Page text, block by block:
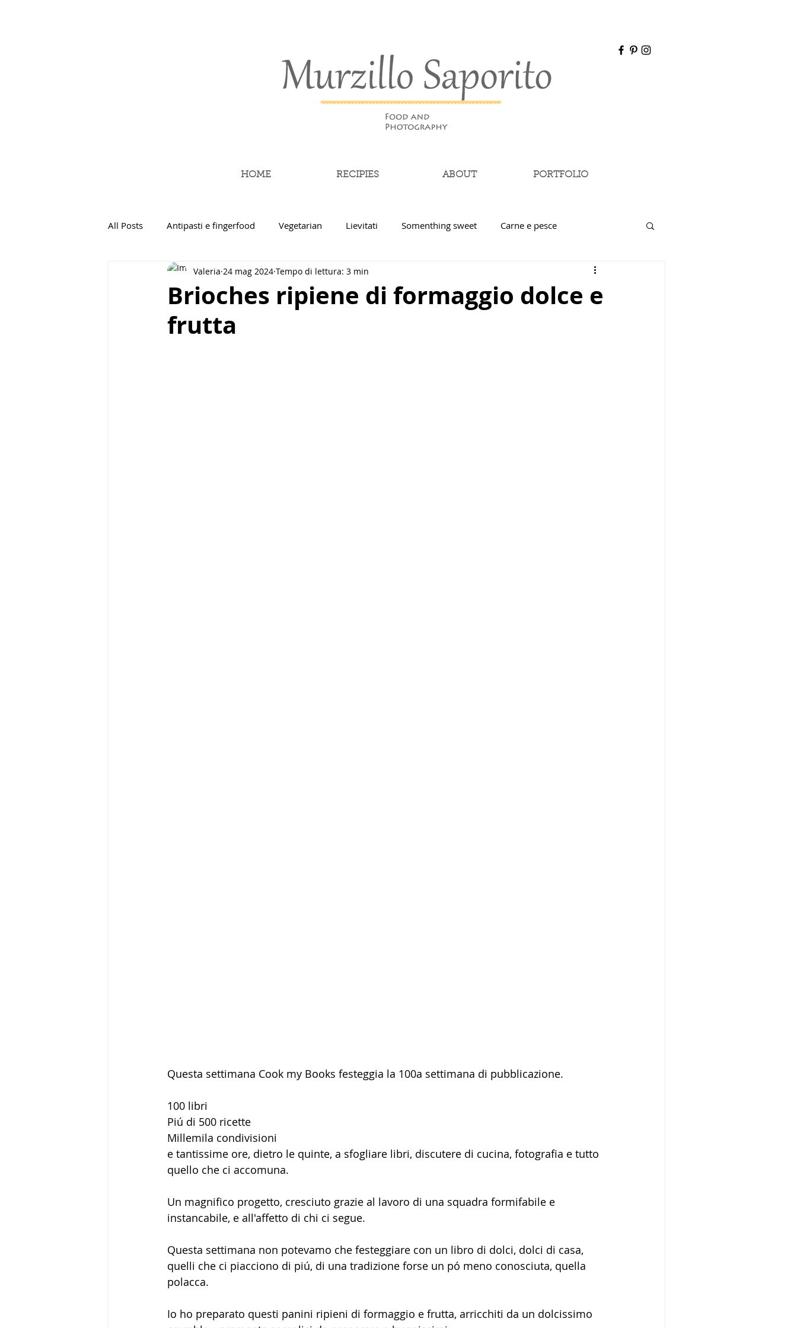
HOME RECIPIES ABOUT PORTFOLIO
All Posts Antipasti e fingerfood Vegetarian Lievitati Somenthing sweet Carne e pesce
Pasta e cereali Street food Drinks Salse e condimenti Zuppe
Piatti unici Biscotti
Brioches ripiene di formaggio dolce e
frutta
Valeria 24 mag 2024 Tempo di lettura: 3 min
Questa settimana Cook my Books festeggia la 100a settimana di pubblicazione.
100 libri
Piú di 500 ricette
Millemila condivisioni
e tantissime ore, dietro le quinte, a sfogliare libri, discutere di cucina, fotografia e tutto
quello che ci accomuna.
Un magnifico progetto, cresciuto grazie al lavoro di una squadra formifabile e
instancabile, e all'affetto di chi ci segue.
Questa settimana non potevamo che festeggiare con un libro di dolci, dolci di casa,
quelli che ci piacciono di piú, di una tradizione forse un pó meno conosciuta, quella
polacca.
Io ho preparato questi panini ripieni di formaggio e frutta, arricchiti da un dolcissimo